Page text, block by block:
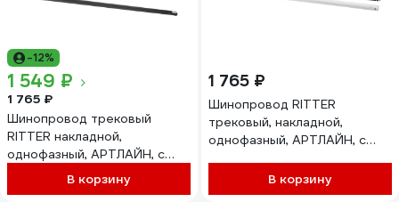
-12%
1 549 ₽
1 765 ₽
Шинопровод трековый
RITTER накладной,
однофазный, АРТЛАЙН, с
питанием и заглушкой, 2м,
175-265В, алюминий/
В корзину
1 765 ₽
Шинопровод RITTER
трековый, накладной,
однофазный, АРТЛАЙН, с
175-265В, алюминий/
пластик/медь, белый, 59784
В корзину